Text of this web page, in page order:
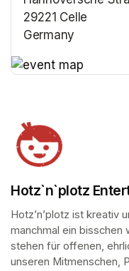
29221 Celle
Germany
Hotz`n`plotz
Hotz’n’plotz ist kreativ
manchmal ein bisschen
stehen für offenen,
unseren Mitmenschen,